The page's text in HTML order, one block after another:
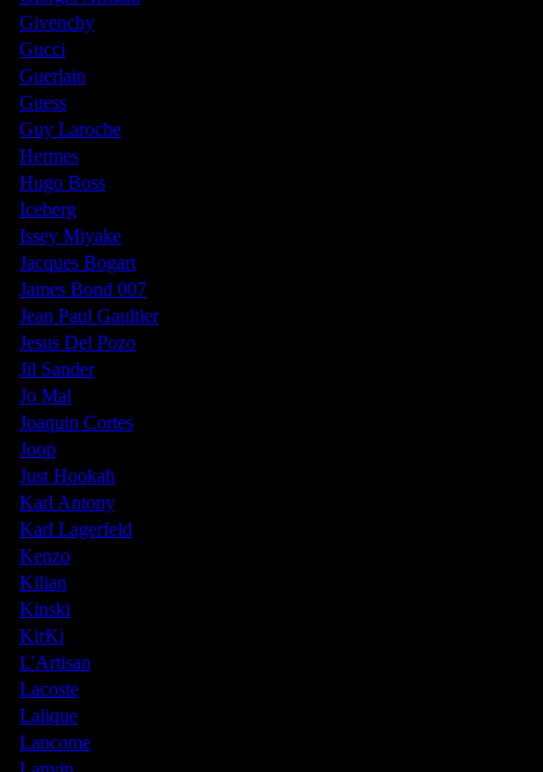
Givenchy
Gucci
Guerlain
Guess
Guy Laroche
Hermes
Hugo Boss
Iceberg
Issey Miyake
Jacques Bogart
James Bond 007
Jean Paul Gaultier
Jesus Del Pozo
Jil Sander
Jo Mal
Joaquin Cortes
Joop
Just Hookah
Karl Antony
Karl Lagerfeld
Kenzo
Kilian
Kinski
KirKi
L'Artisan
Lacoste
Lalique
Lancome